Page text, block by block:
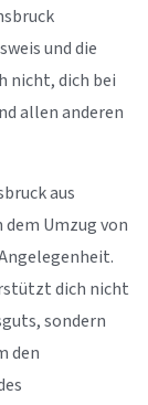
und die
nicht, dich bei
allen anderen
aus
Umzug von
dich nicht
sondern
den